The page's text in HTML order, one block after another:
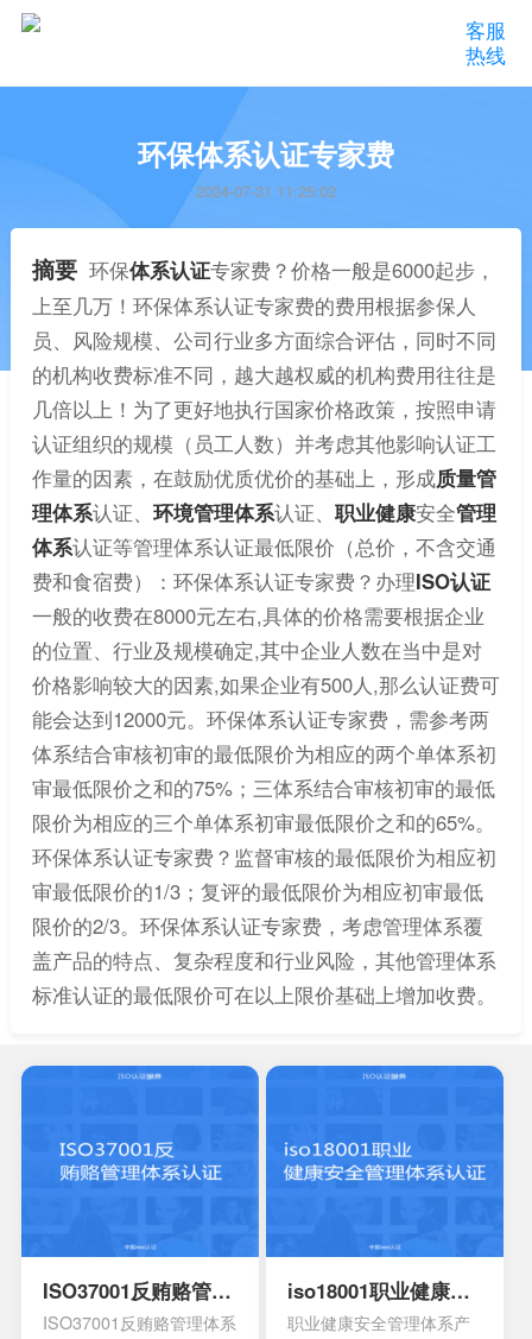
客服
热线
环保体系认证专家费
2024-07-31 11:25:02
摘要 环保体系认证专家费？价格一般是6000起步，
上至几万！环保体系认证专家费的费用根据参保人
员、风险规模、公司行业多方面综合评估，同时不同
的机构收费标准不同，越大越权威的机构费用往往是
几倍以上！为了更好地执行国家价格政策，按照申请
认证组织的规模（员工人数）并考虑其他影响认证工
作量的因素，在鼓励优质优价的基础上，形成质量管
理体系认证、 环境管理体系认证、 职业健康安全管理
体系认证等管理体系认证最低限价（总价，不含交通
费和食宿费）：环保体系认证专家费？办理ISO认证
一般的收费在8000元左右,具体的价格需要根据企业
的位置、行业及规模确定,其中企业人数在当中是对
价格影响较大的因素,如果企业有500人,那么认证费可
能会达到12000元。环保体系认证专家费，需参考两
体系结合审核初审的最低限价为相应的两个单体系初
审最低限价之和的75%；三体系结合审核初审的最低
限价为相应的三个单体系初审最低限价之和的65%。
环保体系认证专家费？监督审核的最低限价为相应初
审最低限价的1/3；复评的最低限价为相应初审最低
限价的2/3。环保体系认证专家费，考虑管理体系覆
盖产品的特点、复杂程度和行业风险，其他管理体系
标准认证的最低限价可在以上限价基础上增加收费。
ISO37001反贿赂管理体系认证
ISO37001反贿赂管理体系
iso18001职业健康安全管理体系认证
职业健康安全管理体系产